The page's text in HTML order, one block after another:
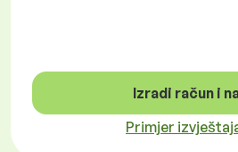
Izradi račun i
Primjer